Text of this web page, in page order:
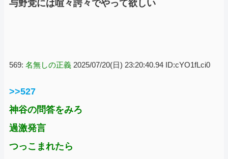
与野党には喧々諤々でやって欲しい
569: 名無しの正義 2025/07/20(日) 23:20:40.94 ID:cYO1fLci0
>>527
神谷の問答をみろ
過激発言
つっこまれたら